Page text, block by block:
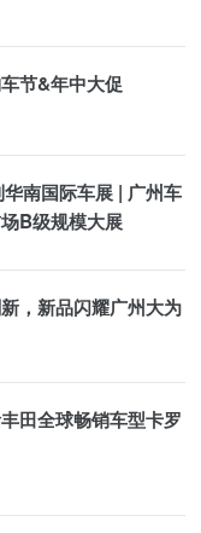
节&年中大促
南国际车展 | 广州车
B级规模大展
，新品闪耀广州大为
田全球畅销车型卡罗